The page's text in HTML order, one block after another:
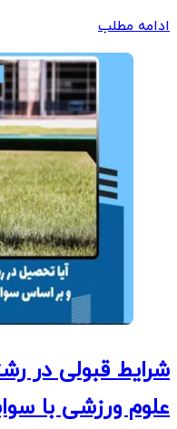
ادامه مطلب
شرایط قبولی در
علوم ورزشی با